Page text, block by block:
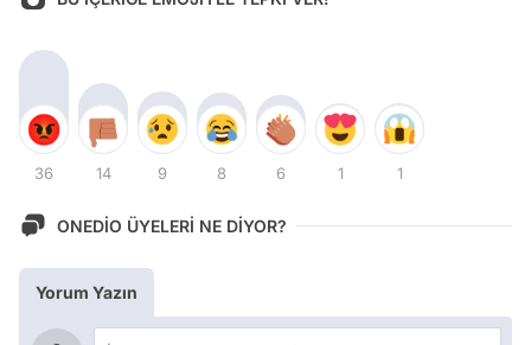
36 14 9 8 6 1 1
ONEDİO ÜYELERİ NE DİYOR?
Yorum Yazın